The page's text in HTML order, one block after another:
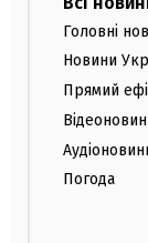
Головні
Новини
Прямий
Погода